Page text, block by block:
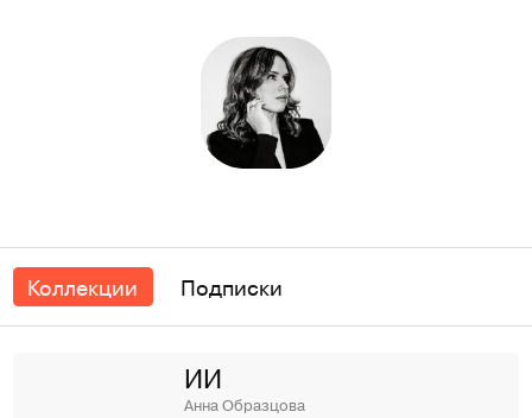
Коллекции Подписки
ИИ
Анна Образцова